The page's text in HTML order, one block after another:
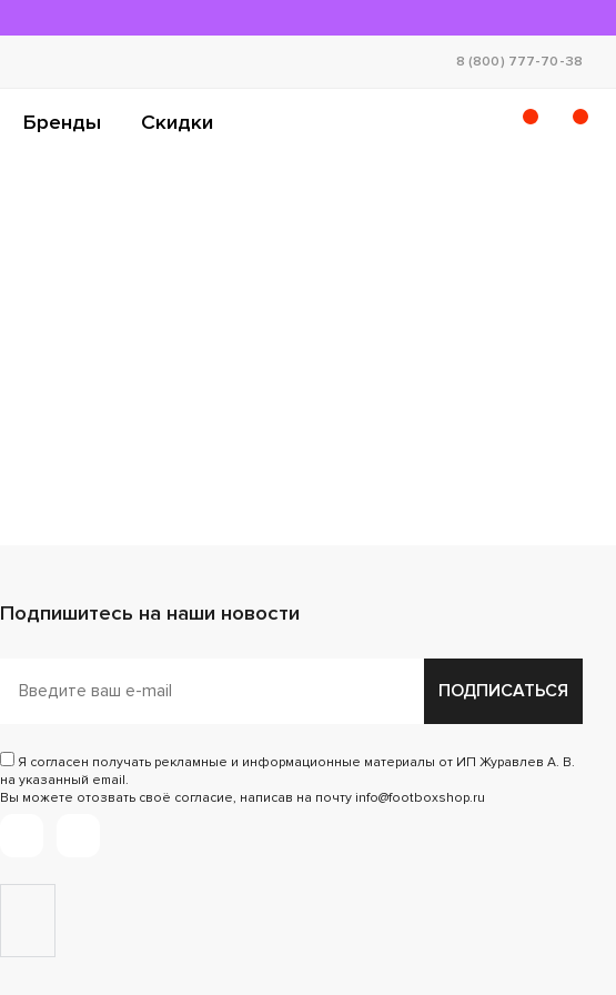
8 (800) 777-70-38
Бренды Скидки
Подпишитесь на наши новости
ПОДПИСАТЬСЯ
Я согласен получать рекламные и информационные материалы от ИП Журавлев А. В.
на указанный email.
Вы можете отозвать своё согласие, написав на почту info@footboxshop.ru